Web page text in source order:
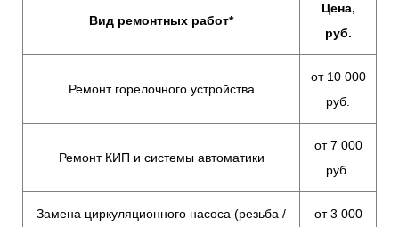
Вид ремонтных работ*
Цена,
руб.
Ремонт горелочного устройства
от 10 000
руб.
Ремонт КИП и системы автоматики
от 7 000
руб.
Замена циркуляционного насоса (резьба /
от 3 000